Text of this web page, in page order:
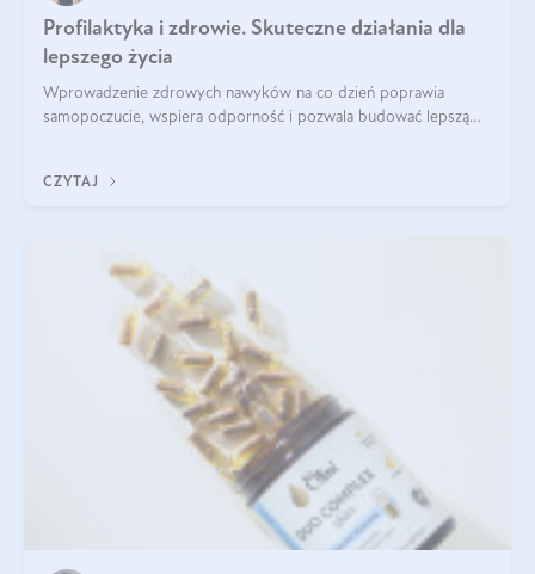
Profilaktyka i zdrowie. Skuteczne działania dla
lepszego życia
Wprowadzenie zdrowych nawyków na co dzień poprawia
samopoczucie, wspiera odporność i pozwala budować lepszą
CZYTAJ